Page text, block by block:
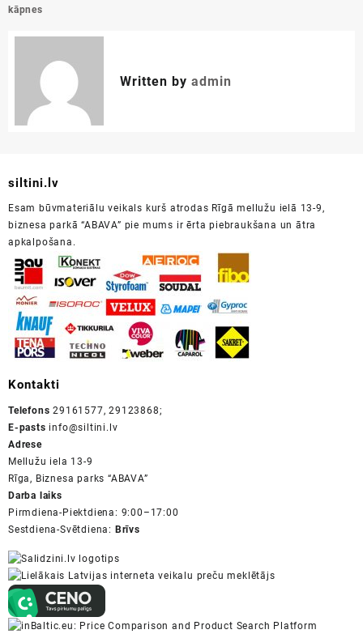
izvēlne
kāpnes
Written by admin
siltini.lv
Esam būvmateriālu veikals kurš atrodas Rīgā mellužu ielā 13-9,
biznesa parkā “ABAVA” pie mums ir ērta piebraukšana un ātra
apkalpošana.
Kontakti
Telefons 29161577, 29123868;
E-pasts info@siltini.lv
Adrese
Mellužu iela 13-9
Rīga, Biznesa parks “ABAVA”
Darba laiks
Pirmdiena-Piektdiena: 9:00–17:00
Sestdiena-Svētdiena: Brīvs